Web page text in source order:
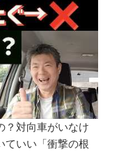
？対向車がいなけ
ていい「衝撃の根